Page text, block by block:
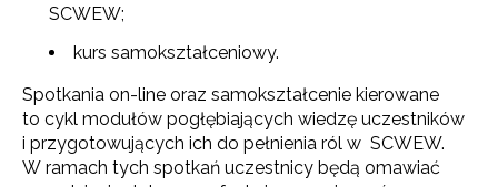
SCWEW;
kurs samokształceniowy.
Spotkania on-line oraz samokształcenie kierowane
to cykl modułów pogłębiających wiedzę uczestników
i przygotowujących ich do pełnienia ról w SCWEW.
W ramach tych spotkań uczestnicy będą omawiać